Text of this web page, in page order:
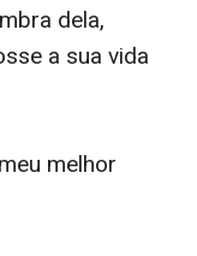
dela,
a sua vida
melhor